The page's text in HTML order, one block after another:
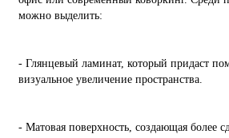
можно выделить:
- Глянцевый ламинат, который придаст
визуальное увеличение пространства.
- Матовая поверхность, создающая более